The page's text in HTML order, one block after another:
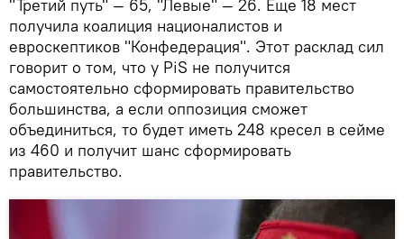
"Третий путь" — 65, "Левые" — 26. Еще 18 мест
получила коалиция националистов и
евроскептиков "Конфедерация". Этот расклад сил
говорит о том, что у PiS не получится
самостоятельно сформировать правительство
большинства, а если оппозиция сможет
объединиться, то будет иметь 248 кресел в сейме
из 460 и получит шанс сформировать
правительство.